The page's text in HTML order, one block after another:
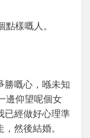
樣嘅人。
勝嘅心，喺未知
邊仰望呢個女
已經做好心理準
然後結婚。